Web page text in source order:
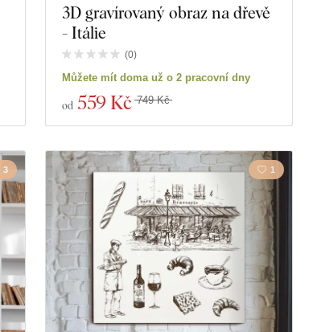
3D gravírovaný obraz na dřevě
- Itálie
(0)
Můžete mít doma už o 2 pracovní dny
od 559 Kč 749 Kč
3 1